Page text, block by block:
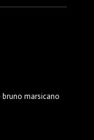
marsicano